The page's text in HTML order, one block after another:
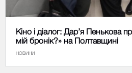
Кіно і діалог: Дар’я Пенькова
мій бронік?» на Полтавщині
НОВИНИ